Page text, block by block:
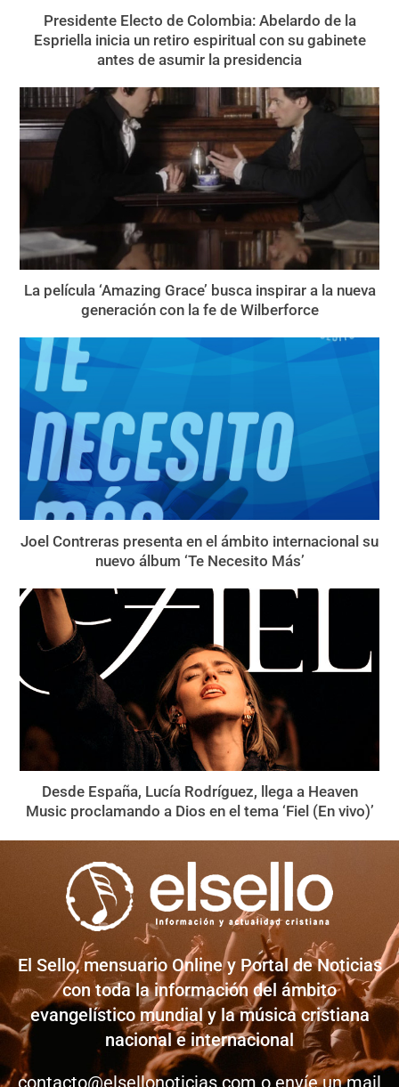
Presidente Electo de Colombia: Abelardo de la
Espriella inicia un retiro espiritual con su gabinete
antes de asumir la presidencia
La película ‘Amazing Grace’ busca inspirar a la nueva
generación con la fe de Wilberforce
Joel Contreras presenta en el ámbito internacional su
nuevo álbum ‘Te Necesito Más’
Desde España, Lucía Rodríguez, llega a Heaven
Music proclamando a Dios en el tema ‘Fiel (En vivo)’
El Sello, mensuario Online y Portal de Noticias
con toda la información del ámbito
evangelístico mundial y la música cristiana
nacional e internacional
contacto@elsellonoticias.com o envíe un mail